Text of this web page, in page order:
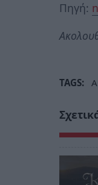
Πηγή:
TAGS: